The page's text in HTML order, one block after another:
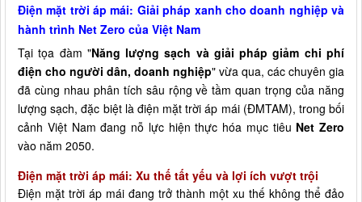
Điện mặt trời áp mái: Giải pháp xanh cho doanh nghiệp và
hành trình Net Zero của Việt Nam
Tại tọa đàm "Năng lượng sạch và giải pháp giảm chi phí
điện cho người dân, doanh nghiệp" vừa qua, các chuyên gia
đã cùng nhau phân tích sâu rộng về tầm quan trọng của năng
lượng sạch, đặc biệt là điện mặt trời áp mái (ĐMTAM), trong bối
cảnh Việt Nam đang nỗ lực hiện thực hóa mục tiêu Net Zero
vào năm 2050.
Điện mặt trời áp mái: Xu thế tất yếu và lợi ích vượt trội
Điện mặt trời áp mái đang trở thành một xu thế không thể đảo